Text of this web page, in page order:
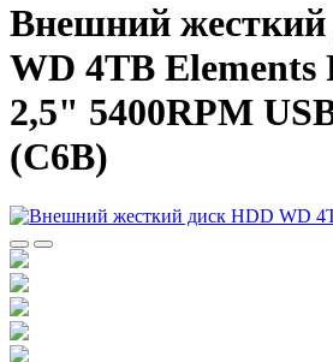
Внешний жесткий
WD 4TB Elements
2,5" 5400RPM
(C6B)